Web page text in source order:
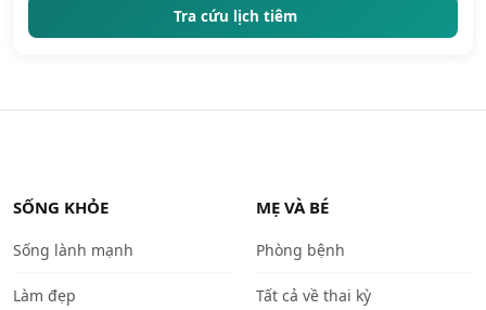
Tra cứu lịch tiêm
SỐNG KHỎE
Sống lành mạnh
Làm đẹp
MẸ VÀ BÉ
Phòng bệnh
Tất cả về thai kỳ